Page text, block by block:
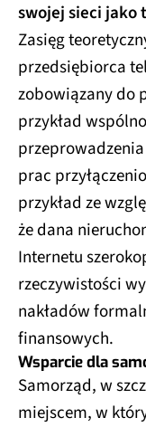
swojej sieci jako
Zasięg
przedsiębiorca
zobowiązany do
przykład
prac
przykład ze
że dana
Internetu
rzeczywistości
nakładów
finansowych.
Wsparcie dla
Samorząd, w
miejscem, w